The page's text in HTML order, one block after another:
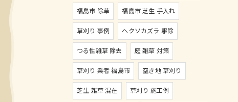
福島市 除草
福島市 芝生 手入れ
草刈り 事例
ヘクソカズラ 駆除
つる性雑草 除去
庭 雑草 対策
草刈り 業者 福島市
空き地 草刈り
芝生 雑草 混在
草刈り 施工例